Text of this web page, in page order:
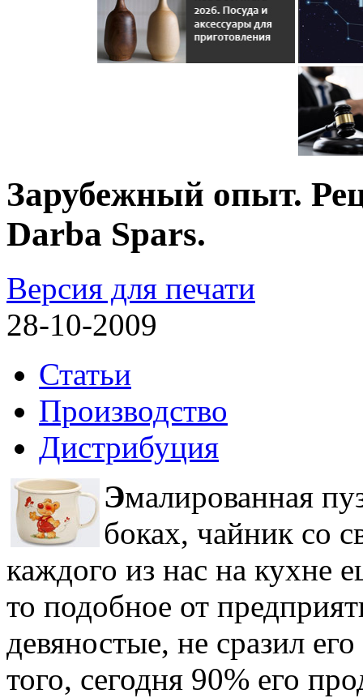
Зарубежный опыт.
Darba Spars.
Версия для печати
28-10-2009
Статьи
Производство
Дистрибуция
Эмалированная
боках, чайник со
каждого из нас на кухне
то подобное от
девяностые, не сразил
того, сегодня 90% его